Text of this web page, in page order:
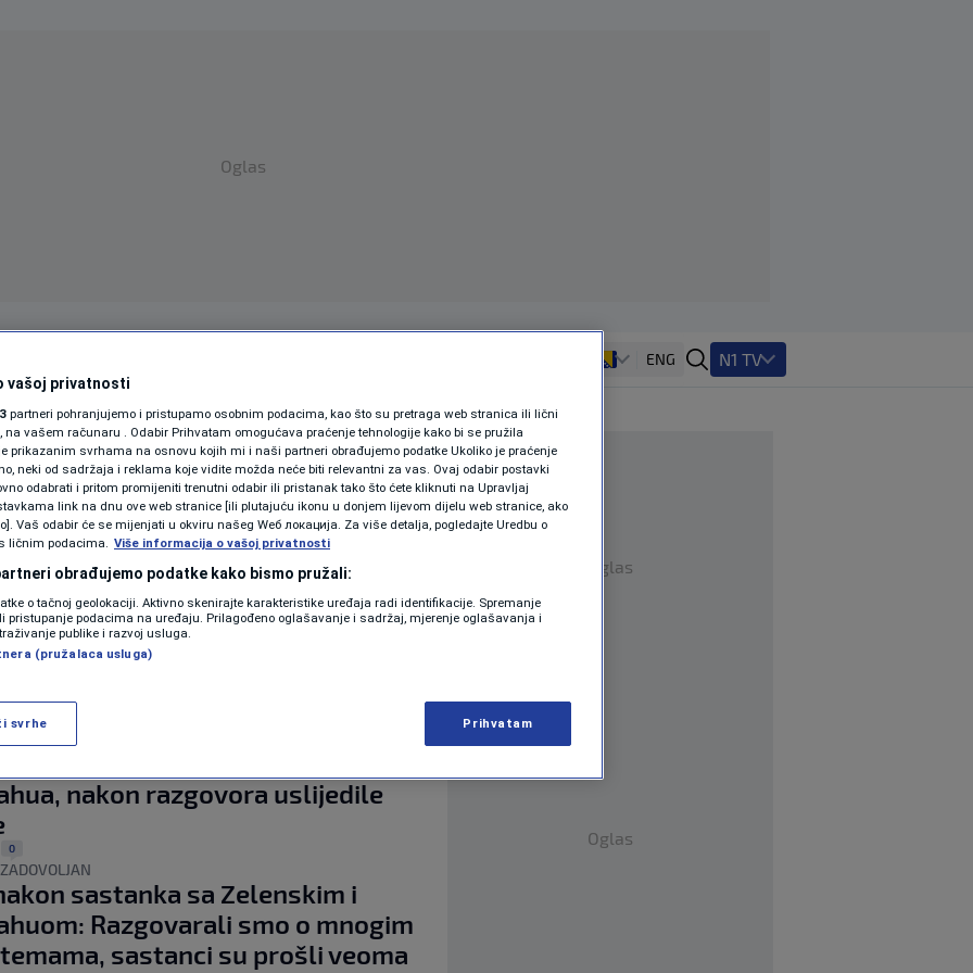
Oglas
SHOWBIZ
KOLUMNE
PODCAST
N1 SPECIJAL
VIRALNO
VIDEO
ENG N1 TV
PRIMIRJA
prkosi Trumpu: Izrael odbacuje
dok UN upozorava na rekordan
žrtava
0
MREŽE
priznao pad popularnosti u
javnosti
nakon razgovora uslijedile
0
sastanka sa Zelenskim i
Razgovarali smo o mnogim
sastanci su prošli veoma
Oglas
Oglas
vašoj privatnosti
partneri pohranjujemo i pristupamo osobnim podacima, kao što su pretraga web stranica ili lični
na vašem računaru . Odabir Prihvatam omogućava praćenje tehnologije kako bi se pružila
prikazanim svrhama na osnovu kojih mi i naši partneri obrađujemo podatke Ukoliko je praćenje
neki od sadržaja i reklama koje vidite možda neće biti relevantni za vas. Ovaj odabir postavki
odabrati i pritom promijeniti trenutni odabir ili pristanak tako što ćete kliknuti na Upravljaj
link na dnu ove web stranice [ili plutajuću ikonu u donjem lijevom dijelu web stranice, ako
Vaš odabir će se mijenjati u okviru našeg Wеб локација. Za više detalja, pogledajte Uredbu o
ličnim podacima. Više informacija o vašoj privatnosti
obrađujemo podatke kako bismo pružali:
o tačnoj geolokaciji. Aktivno skenirajte karakteristike uređaja radi identifikacije. Spremanje
pristupanje podacima na uređaju. Prilagođeno oglašavanje i sadržaj, mjerenje oglašavanja i
publike i razvoj usluga.
(pružalaca usluga)
svrhe Prihvatam